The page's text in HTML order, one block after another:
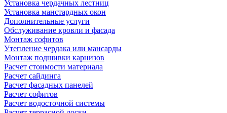
Установка чердачных лестниц
Установка манстардных окон
Дополнительные услуги
Обслуживание кровли и фасада
Монтаж софитов
Утепление чердака или мансарды
Монтаж подшивки карнизов
Расчет стоимости материала
Расчет сайдинга
Расчет фасадных панелей
Расчет софитов
Расчет водосточной системы